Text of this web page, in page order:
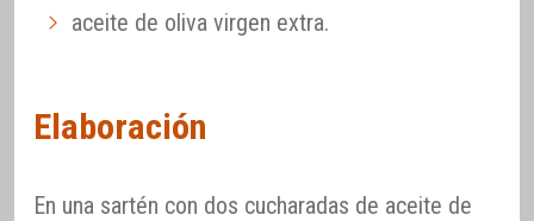
aceite de oliva virgen extra.
Elaboración
En una sartén con dos cucharadas de aceite de